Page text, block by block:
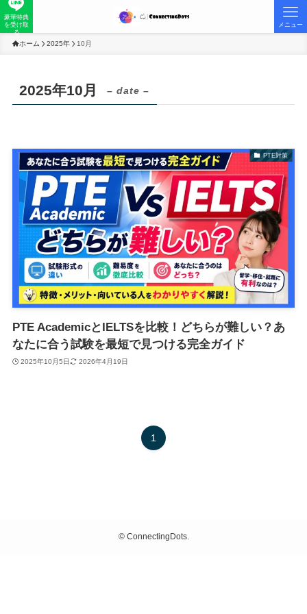
豪華特典
を受け取
る
メニュー
ホーム 2025年 10月
2025年10月 – date –
PTE対策
PTE AcademicとIELTSを比較！どちらが難しい？あ
なたに合う試験を最短で見つける完全ガイド
2025年10月5日 2026年4月19日
1
©ConnectingDots.